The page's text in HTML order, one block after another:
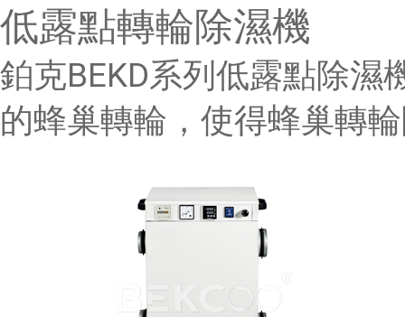
低露點轉輪除濕機
鉑克BEKD系列低露點除
的蜂巢轉輪，使得蜂巢轉